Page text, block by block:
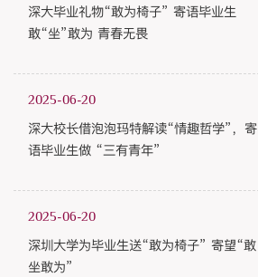
深大毕业礼物“敢为椅子” 寄语毕业生
敢“坐”敢为 青春无畏
2025-06-20
深大校长借泡泡玛特解读“情趣哲学”，寄
语毕业生做 “三有青年”
2025-06-20
深圳大学为毕业生送“敢为椅子” 寄望“敢
坐敢为”